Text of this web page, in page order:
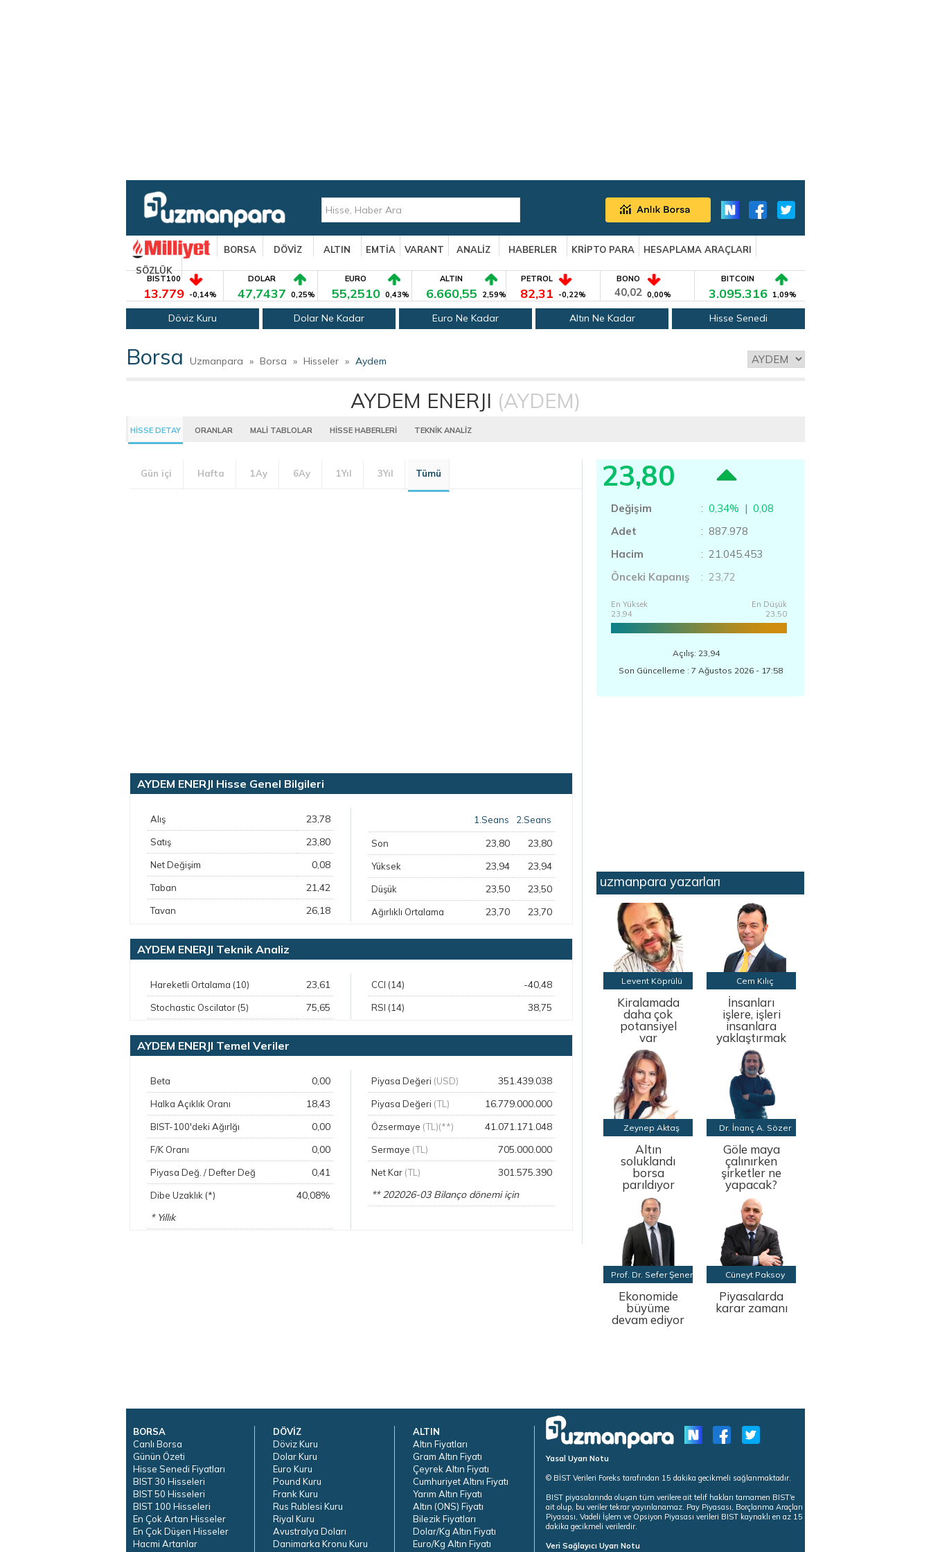
BORSA DÖVİZ ALTIN EMTİA VARANT ANALİZ HABERLER KRİPTO PARA
HESAPLAMA ARAÇLARI
SÖZLÜK
BIST100
13.779 -0,14%
DOLAR
47,7437 0,25%
EURO
55,2510 0,43%
ALTIN
6.660,55 2,59%
PETROL
82,31 -0,22%
BONO
40,02 0,00%
BITCOIN
3.095.316 1,09%
Döviz Kuru Dolar Ne Kadar Euro Ne Kadar Altın Ne Kadar Hisse Senedi
Borsa Uzmanpara » Borsa » Hisseler » Aydem
AYDEM ENERJI (AYDEM)
HİSSE DETAY ORANLAR MALİ TABLOLAR HİSSE HABERLERİ TEKNİK ANALİZ
Gün içi Hafta 1Ay 6Ay 1Yıl 3Yıl Tümü
AYDEM ENERJI Hisse Genel Bilgileri
Alış 23,78
Satış 23,80
Net Değişim 0,08
Taban 21,42
Tavan 26,18
1.Seans 2.Seans
Son 23,80 23,80
Yüksek 23,94 23,94
Düşük 23,50 23,50
Ağırlıklı Ortalama 23,70 23,70
AYDEM ENERJI Teknik Analiz
Hareketli Ortalama (10) 23,61
Stochastic Oscilator (5) 75,65
CCI (14) -40,48
RSI (14) 38,75
AYDEM ENERJI Temel Veriler
Beta 0,00
Halka Açıklık Oranı 18,43
BIST-100'deki Ağırlğı 0,00
F/K Oranı 0,00
Piyasa Değ. / Defter Değ 0,41
Dibe Uzaklık (*)
40,08%
* Yıllık
Piyasa Değeri (USD) 351.439.038
Piyasa Değeri (TL) 16.779.000.000
Özsermaye (TL)(**) 41.071.171.048
Sermaye (TL) 705.000.000
Net Kar (TL)
301.575.390
** 202026-03 Bilanço dönemi için
23,80
Değişim : 0,34% | 0,08
Adet
: 887.978
Hacim
: 21.045.453
Önceki Kapanış
: 23,72
En Yüksek
23,94
En Düşük
23,50
Açılış: 23,94
Son Güncelleme : 7 Ağustos 2026 - 17:58
uzmanpara yazarları
Levent Köprülü
Kiralamada
daha çok
potansiyel
var
Cem Kılıç
İnsanları
işlere, işleri
insanlara
yaklaştırmak
Zeynep Aktaş
Altın
soluklandı
borsa
parıldıyor
Dr. İnanç A. Sözer
Göle maya
çalınırken
şirketler ne
yapacak?
Prof. Dr. Sefer Şener
Ekonomide
büyüme
devam ediyor
Cüneyt Paksoy
Piyasalarda
karar zamanı
BORSA
Canlı Borsa
Günün Özeti
Hisse Senedi Fiyatları
BIST 30 Hisseleri
BIST 50 Hisseleri
BIST 100 Hisseleri
En Çok Artan Hisseler
En Çok Düşen Hisseler
Hacmi Artanlar
DÖVİZ
Döviz Kuru
Dolar Kuru
Euro Kuru
Pound Kuru
Frank Kuru
Rus Rublesi Kuru
Riyal Kuru
Avustralya Doları
Danimarka Kronu Kuru
ALTIN
Altın Fiyatları
Gram Altın Fiyatı
Çeyrek Altın Fiyatı
Cumhuriyet Altını Fiyatı
Yarım Altın Fiyatı
Altın (ONS) Fiyatı
Bilezik Fiyatları
Dolar/Kg Altın Fiyatı
Euro/Kg Altın Fiyatı
Yasal Uyarı Notu
© BİST Verileri Foreks tarafından 15 dakika gecikmeli sağlanmaktadır.
BIST piyasalarında oluşan tüm verilere ait telif hakları tamamen BIST'e
ait olup, bu veriler tekrar yayınlanamaz. Pay Piyasası, Borçlanma Araçları
Piyasası, Vadeli İşlem ve Opsiyon Piyasası verileri BIST kaynaklı en az 15
dakika gecikmeli verilerdir.
Veri Sağlayıcı Uyarı Notu